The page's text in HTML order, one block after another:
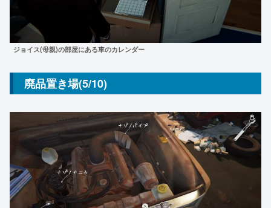
ジョイス(母親)の部屋にある車のカレンダー
廃品置き場(5/10)